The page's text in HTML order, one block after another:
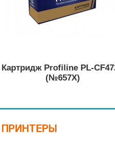
Картридж Profiline PL-
(№657X)